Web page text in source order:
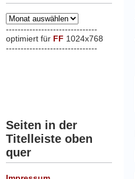
Archivauswahlbox
-------------------------------
optimiert für FF 1024x768
-------------------------------
Seiten in der
Titelleiste oben
quer